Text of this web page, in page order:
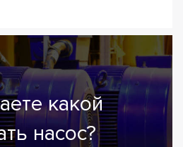
какой
насос?